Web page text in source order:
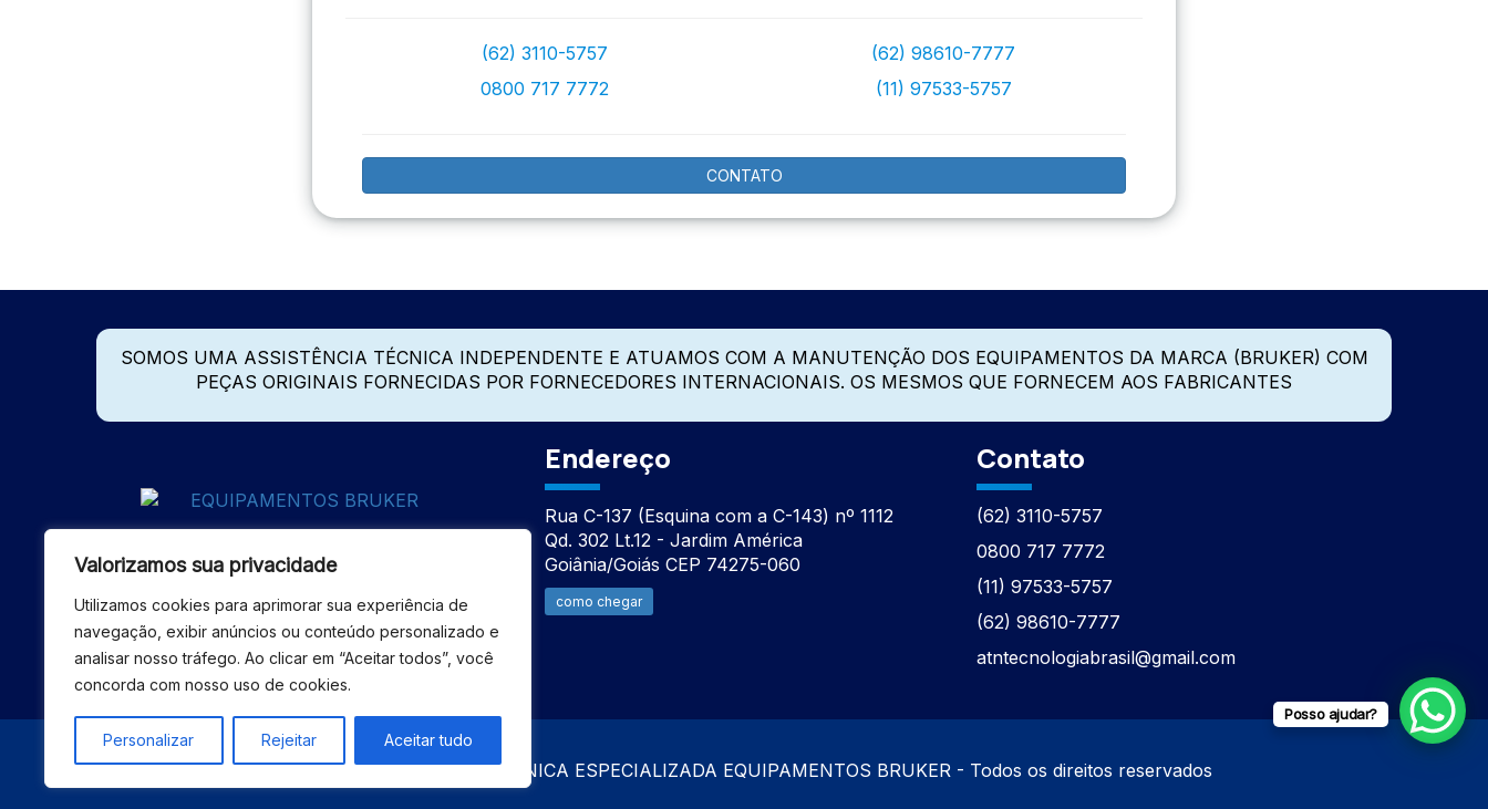
Valorizamos sua privacidade
Utilizamos cookies para aprimorar sua experiência de
navegação, exibir anúncios ou conteúdo personalizado e
analisar nosso tráfego. Ao clicar em “Aceitar todos”, você
concorda com nosso uso de cookies.
Personalizar Rejeitar Aceitar tudo
(62) 3110-5757
0800 717 7772
(62) 98610-7777
(11) 97533-5757
CONTATO
SOMOS UMA ASSISTÊNCIA TÉCNICA INDEPENDENTE E ATUAMOS COM A MANUTENÇÃO DOS EQUIPAMENTOS DA MARCA (BRUKER) COM
PEÇAS ORIGINAIS FORNECIDAS POR FORNECEDORES INTERNACIONAIS. OS MESMOS QUE FORNECEM AOS FABRICANTES
Endereço
Rua C-137 (Esquina com a C-143) nº 1112
Qd. 302 Lt.12 - Jardim América
Goiânia/Goiás CEP 74275-060
como chegar
Contato
(62) 3110-5757
0800 717 7772
(11) 97533-5757
(62) 98610-7777
atntecnologiabrasil@gmail.com
© 2026 - ASSISTÊNCIA TÉCNICA ESPECIALIZADA EQUIPAMENTOS BRUKER - Todos os direitos reservados
Posso ajudar?